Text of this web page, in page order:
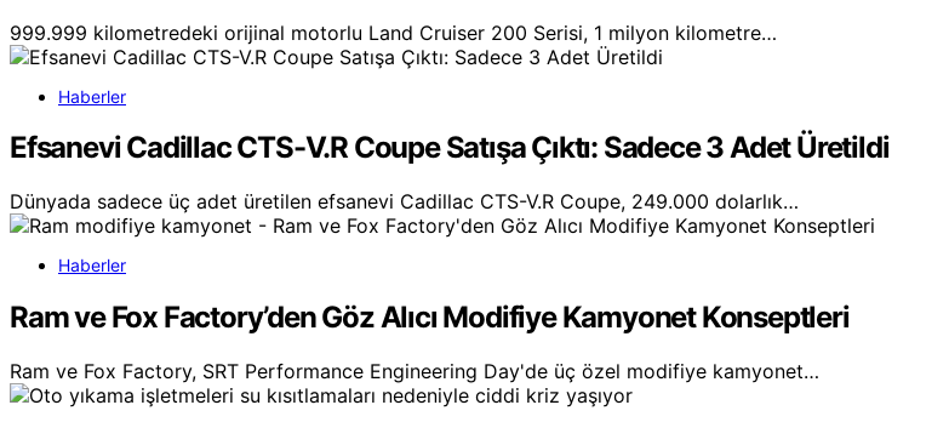
999.999 kilometredeki orijinal motorlu Land Cruiser 200 Serisi, 1 milyon kilometre…
Haberler
Efsanevi Cadillac CTS-V.R Coupe Satışa Çıktı: Sadece 3 Adet Üretildi
Dünyada sadece üç adet üretilen efsanevi Cadillac CTS-V.R Coupe, 249.000 dolarlık…
Haberler
Ram ve Fox Factory’den Göz Alıcı Modifiye Kamyonet Konseptleri
Ram ve Fox Factory, SRT Performance Engineering Day'de üç özel modifiye kamyonet…